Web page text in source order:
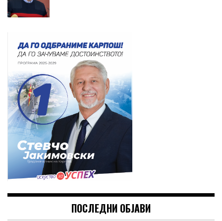
ПОСЛЕДНИ ОБЈАВИ